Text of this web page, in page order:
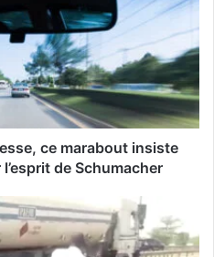
ce marabout insiste
de Schumacher